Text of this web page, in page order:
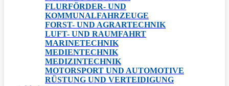
FLURFÖRDER- UND
KOMMUNALFAHRZEUGE
FORST- UND AGRARTECHNIK
LUFT- UND RAUMFAHRT
MARINETECHNIK
MEDIENTECHNIK
MEDIZINTECHNIK
MOTORSPORT UND AUTOMOTIVE
RÜSTUNG UND VERTEIDIGUNG